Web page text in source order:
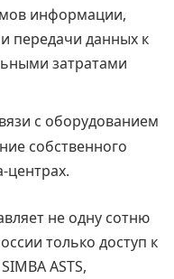
информации,
передачи данных к
затратами
с оборудованием
собственного
центрах.
не одну сотню
только доступ к
ASTS,